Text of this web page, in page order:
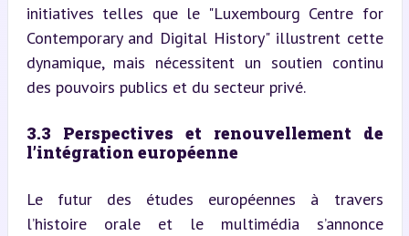
initiatives telles que le "Luxembourg Centre for
Contemporary and Digital History" illustrent cette
dynamique, mais nécessitent un soutien continu
des pouvoirs publics et du secteur privé.
3.3 Perspectives et renouvellement de
l’intégration européenne
Le futur des études européennes à travers
l’histoire orale et le multimédia s’annonce